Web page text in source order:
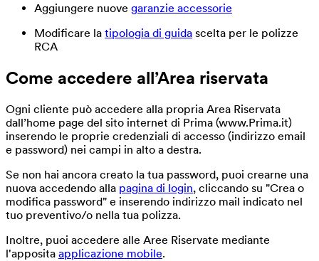
Aggiungere nuove garanzie accessorie
Modificare la tipologia di guida scelta per le polizze
RCA
Come accedere all’Area riservata
Ogni cliente può accedere alla propria Area Riservata
dall’home page del sito internet di Prima (www.Prima.it)
inserendo le proprie credenziali di accesso (indirizzo email
e password) nei campi in alto a destra.
Se non hai ancora creato la tua password, puoi crearne una
nuova accedendo alla pagina di login, cliccando su "Crea o
modifica password" e inserendo indirizzo mail indicato nel
tuo preventivo/o nella tua polizza.
Inoltre, puoi accedere alle Aree Riservate mediante
l'apposita applicazione mobile.